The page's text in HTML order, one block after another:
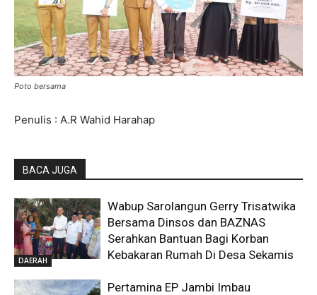
Poto bersama
Penulis : A.R Wahid Harahap
BACA JUGA
DAERAH
Wabup Sarolangun Gerry Trisatwika
Bersama Dinsos dan BAZNAS
Serahkan Bantuan Bagi Korban
Kebakaran Rumah Di Desa Sekamis
Pertamina EP Jambi Imbau